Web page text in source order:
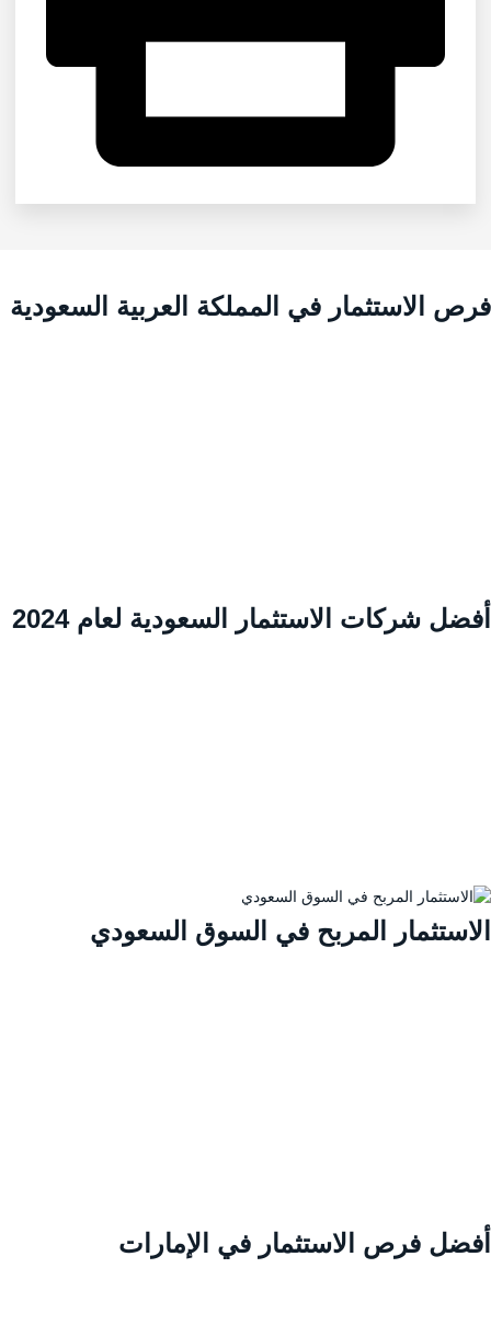
الاستثمار في المملكة العربية السعودية
شركات الاستثمار السعودية لعام 2024
المربح في السوق السعودي
فرص الاستثمار في الإمارات